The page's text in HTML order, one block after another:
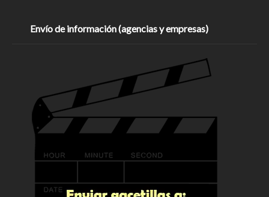
Envío de información (agencias y empresas)